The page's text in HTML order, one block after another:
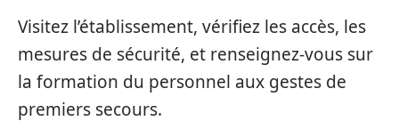
Visitez l’établissement, vérifiez les accès, les
mesures de sécurité, et renseignez-vous sur
la formation du personnel aux gestes de
premiers secours.